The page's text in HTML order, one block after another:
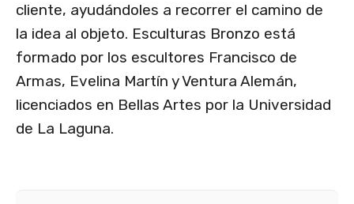
cliente, ayudándoles a recorrer el camino de
la idea al objeto. Esculturas Bronzo está
formado por los escultores Francisco de
Armas, Evelina Martín y Ventura Alemán,
licenciados en Bellas Artes por la Universidad
de La Laguna.